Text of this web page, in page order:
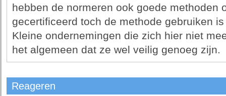
hebben de normeren ook goede methoden
gecertificeerd toch de methode gebruiken
Kleine ondernemingen die zich hier niet
het algemeen dat ze wel veilig genoeg zijn.
Reageren